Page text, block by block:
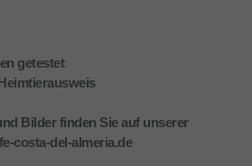
getestet
Bilder finden Sie auf unserer
costa-del-almeria.de